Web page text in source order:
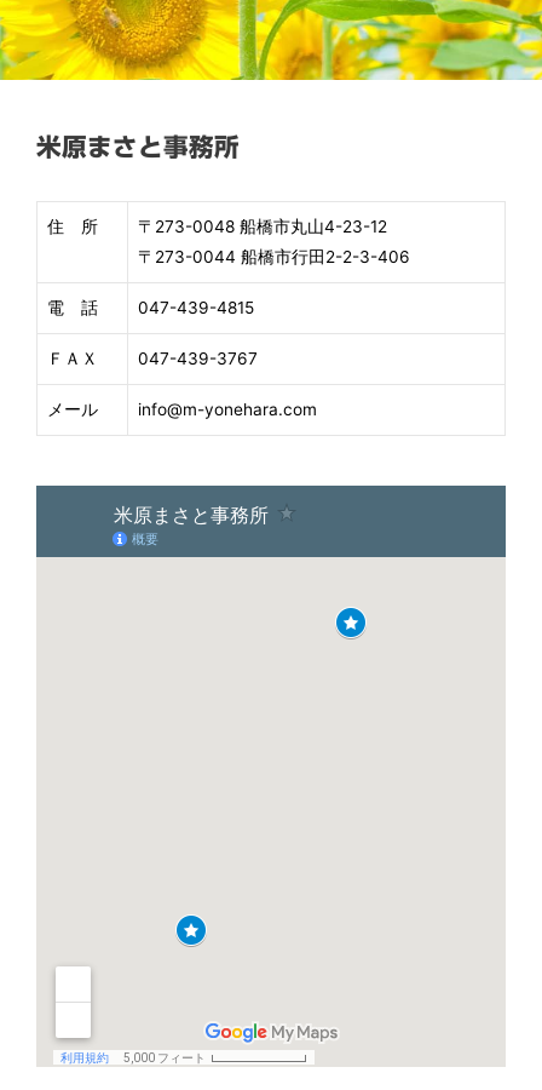
米原まさと事務所
住 所
〒273-0048 船橋市丸山4-23-12
〒273-0044 船橋市行田2-2-3-406
電 話 047-439-4815
ＦＡＸ 047-439-3767
メール info@m-yonehara.com